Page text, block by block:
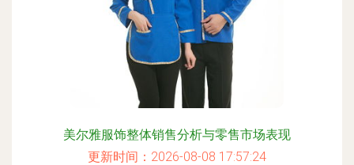
美尔雅服饰整体销售分析与零售市场表现
更新时间：2026-08-08 17:57:24